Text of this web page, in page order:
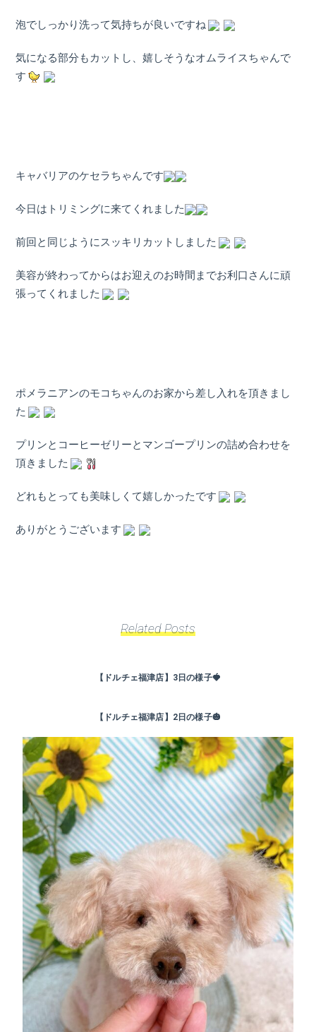
泡でしっかり洗って気持ちが良いですね
気になる部分もカットし、嬉しそうなオムライスちゃんで
す
キャバリアのケセラちゃんです
今日はトリミングに来てくれました
前回と同じようにスッキリカットしました
美容が終わってからはお迎えのお時間までお利口さんに頑
張ってくれました
ポメラニアンのモコちゃんのお家から差し入れを頂きまし
た
プリンとコーヒーゼリーとマンゴープリンの詰め合わせを
頂きました
どれもとっても美味しくて嬉しかったです
ありがとうございます
Related Posts
【ドルチェ福津店】3日の様子🍓
【ドルチェ福津店】2日の様子🎃